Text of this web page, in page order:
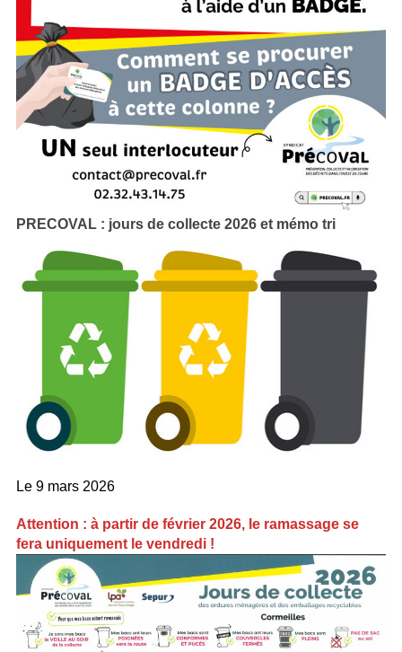
PRECOVAL : jours de collecte 2026 et mémo tri
Le 9 mars 2026
Attention : à partir de février 2026, le ramassage se
fera uniquement le vendredi !